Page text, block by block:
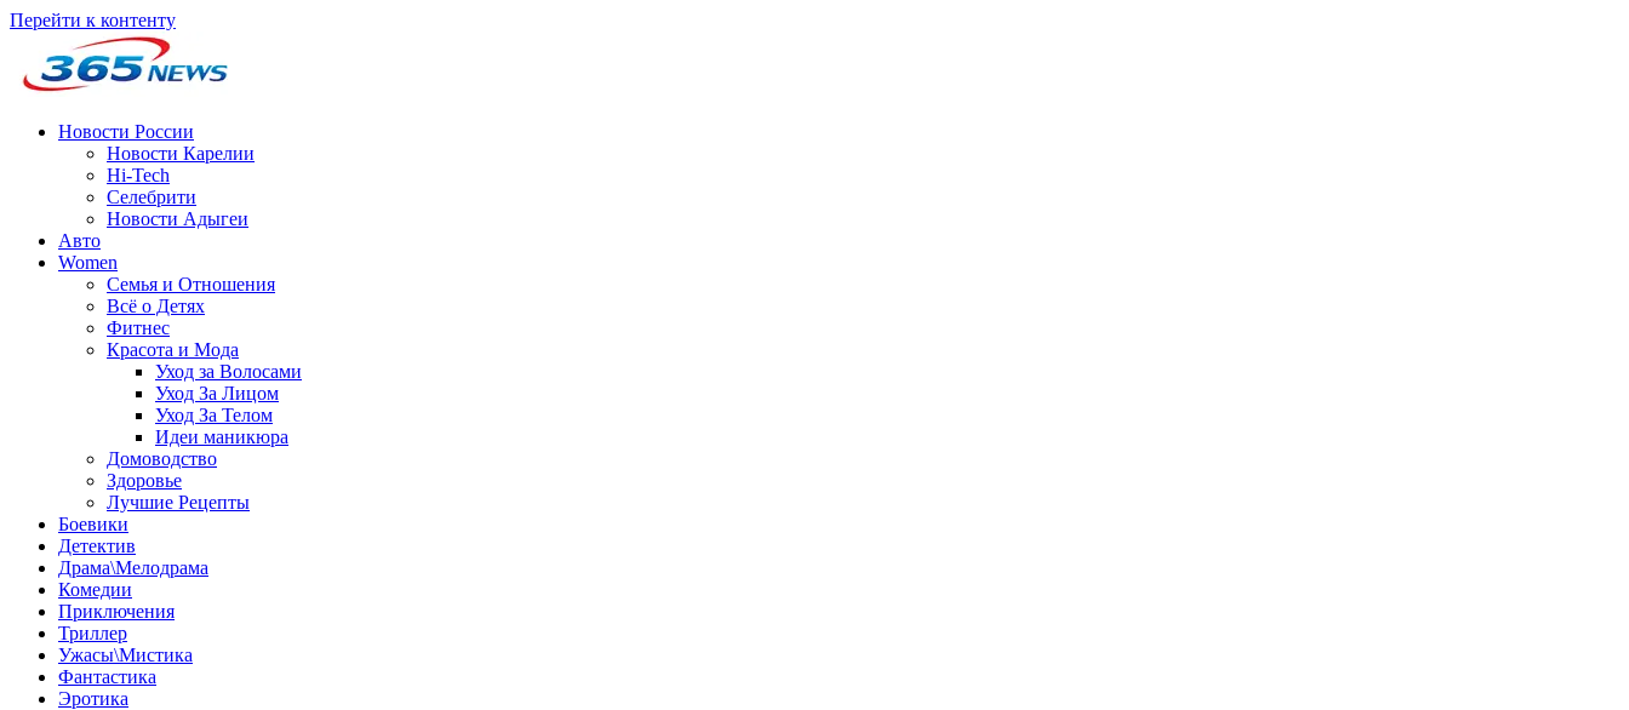
Перейти к контенту
Новости России
Новости Карелии
Hi-Tech
Селебрити
Новости Адыгеи
Авто
Women
Семья и Отношения
Всё о Детях
Фитнес
Красота и Мода
Уход за Волосами
Уход За Лицом
Уход За Телом
Идеи маникюра
Домоводство
Здоровье
Лучшие Рецепты
Боевики
Детектив
Драма\Мелодрама
Комедии
Приключения
Триллер
Ужасы\Мистика
Фантастика
Эротика